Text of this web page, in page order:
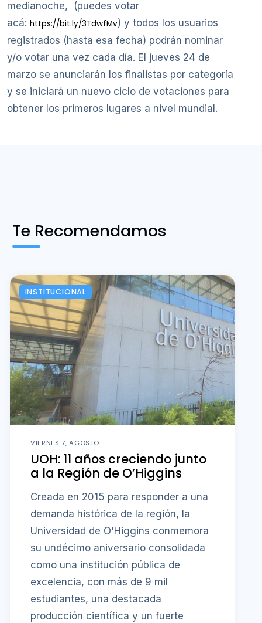
medianoche, (puedes votar
acá: https://bit.ly/3TdwfMv) y todos los usuarios
registrados (hasta esa fecha) podrán nominar
y/o votar una vez cada día. El jueves 24 de
marzo se anunciarán los finalistas por categoría
y se iniciará un nuevo ciclo de votaciones para
obtener los primeros lugares a nivel mundial.
Te Recomendamos
INSTITUCIONAL
VIERNES 7, AGOSTO
UOH: 11 años creciendo junto
a la Región de O’Higgins
Creada en 2015 para responder a una
demanda histórica de la región, la
Universidad de O'Higgins conmemora
su undécimo aniversario consolidada
como una institución pública de
excelencia, con más de 9 mil
estudiantes, una destacada
producción científica y un fuerte